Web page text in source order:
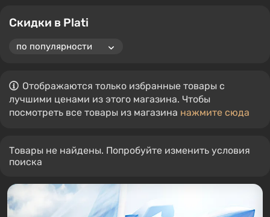
Скидки в Plati
Отображаются только избранные товары с
лучшими ценами из этого магазина. Чтобы
посмотреть все товары из магазина нажмите сюда
Товары не найдены. Попробуйте изменить условия
поиска